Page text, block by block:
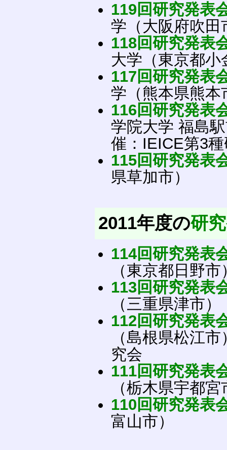
119回研究発表
学（大阪府吹田
118回研究発表
大学（東京都小
117回研究発表
学（熊本県熊
116回研究発表
学院大学 福島
催：IEICE第3
115回研究発表
県草加市）
2011年度の研
114回研究発表
（東京都日野市
113回研究発表
（三重県津市）
112回研究発表
（島根県松江
究会
111回研究発表
（栃木県宇都
110回研究発表
富山市）